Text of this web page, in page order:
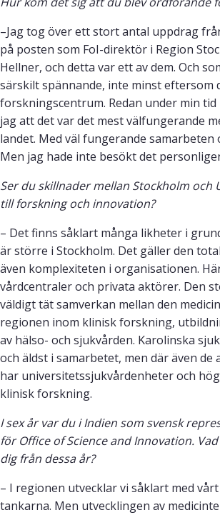
–Jag tog över ett stort antal uppdrag
på posten som FoI-direktör i Region
Hellner, och detta var ett av dem. Och
särskilt spännande, inte minst eftersom
forskningscentrum. Redan under min tid
jag att det var det mest välfungerande
landet. Med väl fungerande samarbeten
Men jag hade inte besökt det
Ser du skillnader mellan Stockholm och
till forskning och innovation?
– Det finns såklart många likheter i
är större i Stockholm. Det gäller den
även komplexiteten i organisationen.
vårdcentraler och privata aktörer. Den
väldigt tät samverkan mellan den
regionen inom klinisk forskning,
av hälso- och sjukvården. Karolinska
och äldst i samarbetet, men där även de
har universitetssjukvårdenheter och
klinisk forskning.
I sex år var du i Indien som svensk
för Office of Science and Innovation.
dig från dessa år?
– I regionen utvecklar vi såklart med
tankarna. Men utvecklingen av